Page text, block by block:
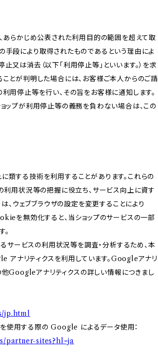
あらかじめ公表された利用目的の範囲を超えて取
段により取得されたものであるという理由によ
又は消去（以下「利用停止等」といいます。）を求
とが判明した場合には、お客様ご本人からのご請
用停止等を行い、その旨をお客様に通知します。
ップが利用停止等の義務を負わない場合は、この
類する技術を利用することがあります。これらの
利用状況等の把握に役立ち、サービス向上に資す
ウェブブラウザの設定を変更することにより
を無効化すると、当ショップのサービスの一部
るサービスの利用状況等を調査・分析するため、本
ナリティクスを利用しています。Googleアナリ
Googleアナリティクスの詳しい情報につきまし
jp.html
使用する際の Google によるデータ使用：
partner-sites?hl=ja